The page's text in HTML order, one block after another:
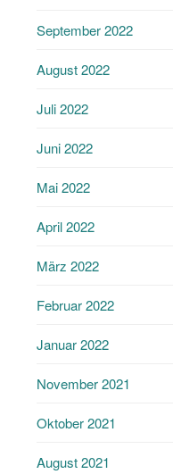
September 2022
August 2022
Juli 2022
Juni 2022
Mai 2022
April 2022
März 2022
Februar 2022
Januar 2022
November 2021
Oktober 2021
August 2021